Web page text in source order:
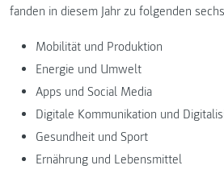
fanden in diesem Jahr zu folgenden
Mobilität und Produktion
Energie und Umwelt
Apps und Social Media
Digitale Kommunikation und
Gesundheit und Sport
Ernährung und Lebensmittel